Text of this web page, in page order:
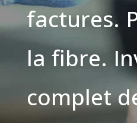
factures.
la fibre.
complet